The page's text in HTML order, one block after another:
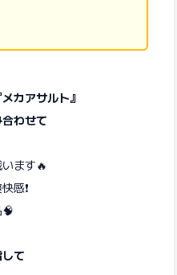
カアサルト』
わせて
ます🔥
感❗️
て